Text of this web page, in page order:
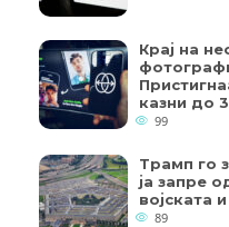
Крај на
казни до
99
Трамп го
ја запре
војската
89